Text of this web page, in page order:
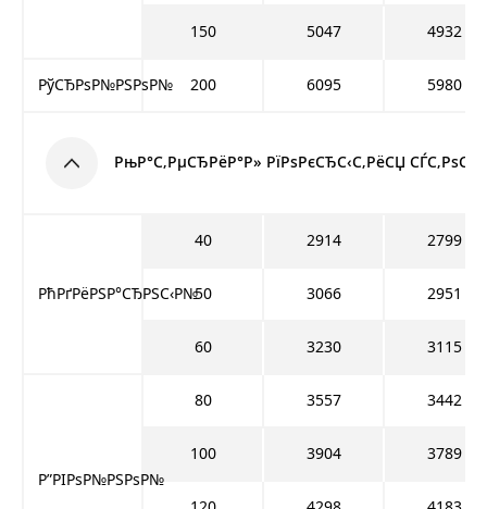
150 5047 4932
РўСЂРѕР№РЅРѕР№ 200 6095 5980
РњР°С‚РµСЂРёР°Р» РїРѕРєСЂС‹С‚РёСЏ
РћРґРёРЅР°СЂРЅС‹Р№
40 2914 2799
50 3066 2951
60 3230 3115
Р”РІРѕР№РЅРѕР№
80 3557 3442
100 3904 3789